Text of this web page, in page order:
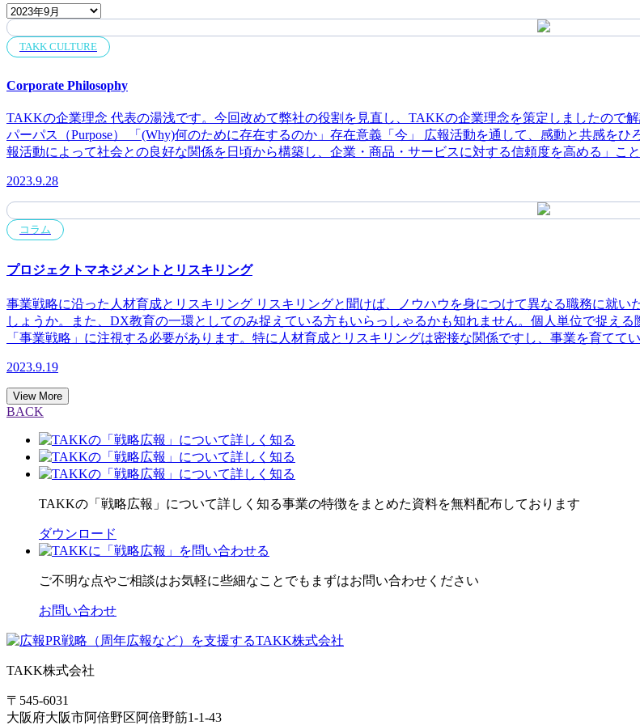
TAKK CULTURE
Corporate Philosophy
TAKKの企業理念 代表の湯浅です。今回改めて弊社の役割を見直し、TAKKの企業理念を策定しましたので解説いたします。こちらのページに掲載しています。https://takk.tech/company/
パーパス（Purpose） 「(Why)何のために存在するのか」存在意義「今」 広報活動を通して、感動と共感をひろげる 弊社のメイン事業は広報活動支援であり広報活動のゴールとは、「広
報活動によって社会との良好な関係を日頃から構築し、企業・商品・サービスに対する信頼度を高める」
が広がるということは、何事に対しても高いモチベーションで取り組むことが可能です。家族や仕事に対し
ティブに何かをすることになれば、社会はもっと豊かになると思いませんか？ ミッション（Mission） パーパスとビジョンを実現するために(What)やるべきこと TAKKがひろがる仕事や
仲間を増やす 弊社の会社名であるTAKKとはアイスランド語で「ありがとう。」という意味です。感動と共感を広げたり、高いモチベーションが溢れる世界にするには、やはりコミュ
ニケーションの原点である感謝の意を表することだと考えています。それは社内の仲間にも、お客様にも、
原動力はゴール（Goal Driven）であるという理念のもとに事業を遂行する。という意味が込められています。 人には常に目的や目標等のゴールがあるからこそ、行動できると思ってい
TAKKは策定しています。 •組織構造やリーダーシップは存在しない •優れたアイデアをだれも握りつぶせない •だれでも協力者になれる •だれでも先頭役を務められる •だれも指図できな
い •目的や目標は自分で決める •だれかの成果を簡単に生かせる •ゴロツキや暴君に耐える必要はない •出る杭は打たれない •優れたものがたいていは勝つ（平凡ではそうはいかない） •情
熱を削ぐような方針はくつがえされる •素晴らしい貢献は周囲から認められ、祝福される
2023.9.28
コラム
プロジェクトマネジメントとリスキリング
事業戦略に沿った人材育成とリスキリング リスキリングと聞けば、ノウハウを身につけて異なる職務に就いたり、職場で求められる必要なスキルを習得することを想像していませんで
しょうか。また、DX教育の一環としてのみ捉えている方もいらっしゃるかも知れません。個人単位で捉え
「事業戦略」に注視する必要があります。特に人材育成とリスキリングは密接な関係ですし、事業を育て
東京都渋谷区/代表取締役社長：酒井哲也）が運営する、即戦力人材と企業をつなぐ転職サイト「ビズリー
グに関する調査を実施しました。（有効回答数：ビズリーチ会員629件、企業の経営層・採用担当者308件）参照
員に身につけてほしいITスキル」という調査項目で最も票が多かったのがプロジェクトマネジメントでした
修に参加したりPMBOK関連の書籍で学ぶことができます。しかし、それらで基礎を学ぶことができますが
ありません。思い通りに行かないことの方が多い予測不可の現場で実際にプロジェクトやチームをマネジメ
だけよりも早く習得が可能です。 チーム組成して共に成長する 広報チームをゼロから組成し育てていくことはプロジェクトマネジメントそのものです。とはいえ、急に自社内で専門チ
ますので、そこで実践して経験を積み学んでいくことができます。まずは、チーム組成を我々と一緒に行っていきましょう。 広報活動を通してこれまで身につ
報スキルを習得し企業の事業戦略をより一歩先に進めていくことができるはずです。
2023.9.19
View More
BACK
TAKKの「戦略広報」について詳しく知る事業の特徴をまとめた資料を無料配布しております
ダウンロード
ご不明な点やご相談はお気軽に些細なことでもまずはお問い合わせください
お問い合わせ
TAKK株式会社
〒545-6031
大阪府大阪市阿倍野区阿倍野筋1-1-43